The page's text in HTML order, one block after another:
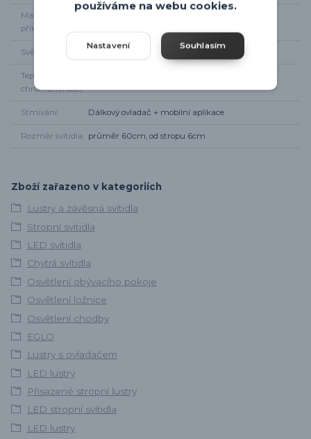
Maximální
příkon
Světelný tok Max 3900 lm
Teplota
chromatičnosti
Stmívání Dálkový ovladač + mobilní aplikace
Rozměr svítidla průměr 60cm, od stropu 6cm
Zboží zařazeno v kategoriích
Lustry a závěsná svítidla
Stropní svítidla
LED svítidla
Chytrá svítidla
Osvětlení obývacího pokoje
Osvětlení ložnice
Osvětlení chodby
EGLO
Lustry s ovladačem
LED lustry
Přisazené stropní lustry
LED stropní svítidla
LED lustry
používáme na webu cookies.
Nastavení Souhlasím